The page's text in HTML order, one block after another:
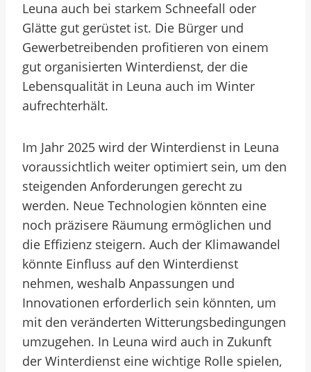
Leuna auch bei starkem Schneefall oder
Glätte gut gerüstet ist. Die Bürger und
Gewerbetreibenden profitieren von einem
gut organisierten Winterdienst, der die
Lebensqualität in Leuna auch im Winter
aufrechterhält.
Im Jahr 2025 wird der Winterdienst in Leuna
voraussichtlich weiter optimiert sein, um den
steigenden Anforderungen gerecht zu
werden. Neue Technologien könnten eine
noch präzisere Räumung ermöglichen und
die Effizienz steigern. Auch der Klimawandel
könnte Einfluss auf den Winterdienst
nehmen, weshalb Anpassungen und
Innovationen erforderlich sein könnten, um
mit den veränderten Witterungsbedingungen
umzugehen. In Leuna wird auch in Zukunft
der Winterdienst eine wichtige Rolle spielen,